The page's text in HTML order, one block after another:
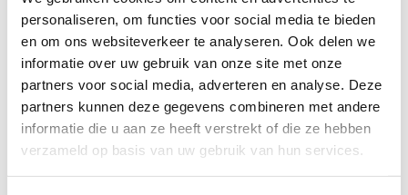
personaliseren, om functies voor social media te bieden
en om ons websiteverkeer te analyseren. Ook delen we
informatie over uw gebruik van onze site met onze
partners voor social media, adverteren en analyse. Deze
partners kunnen deze gegevens combineren met andere
informatie die u aan ze heeft verstrekt of die ze hebben
verzameld op basis van uw gebruik van hun services.
Gereviseerde Mengkom /